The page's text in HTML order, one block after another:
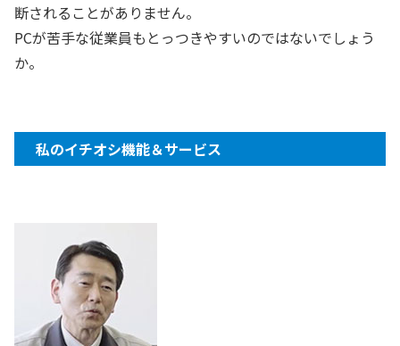
断されることがありません。
PCが苦手な従業員もとっつきやすいのではないでしょう
か。
私のイチオシ機能＆サービス